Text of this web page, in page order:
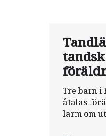
Tre barn i
åtalas
larm om